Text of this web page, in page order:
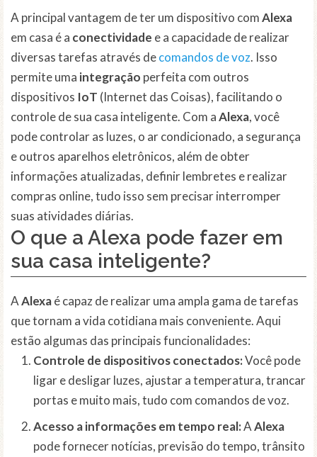
A principal vantagem de ter um dispositivo comAlexa
em casa é a conectividade e a capacidade de realizar
diversas tarefas através decomandos de voz. Isso
permite uma integração perfeita com outros
dispositivos IoT (Internet das Coisas), facilitando o
controle de sua casa inteligente. Com aAlexa, você
pode controlar as luzes, o ar condicionado, a segurança
e outros aparelhos eletrônicos, além de obter
informações atualizadas, definir lembretes e realizar
compras online, tudo isso sem precisar interromper
suas atividades diárias.
O que a Alexa pode fazer em
sua casa inteligente?
AAlexaé capaz de realizar uma ampla gama de tarefas
que tornam a vida cotidiana mais conveniente. Aqui
estão algumas das principais funcionalidades:
Controle de dispositivos conectados:Você pode
ligar e desligar luzes, ajustar a temperatura, trancar
portas e muito mais, tudo com comandos de voz.
Acesso a informações em tempo real:AAlexa
pode fornecer notícias, previsão do tempo, trânsito